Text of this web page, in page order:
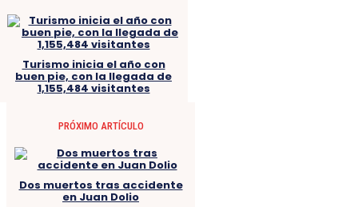
Turismo inicia el año con
buen pie, con la llegada de
1,155,484 visitantes
PRÓXIMO ARTÍCULO
Dos muertos tras accidente
en Juan Dolio